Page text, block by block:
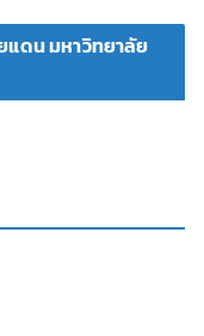
แดน มหาวิทยาลัย